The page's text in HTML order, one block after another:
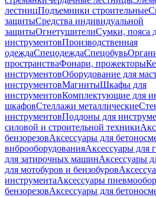
лестницПодъемники строительные
защитыСредства индивидуальной
защитыОгнетушителиСумки, пояса
инструментовПроизводственная
одеждаСпецодеждаСпецобувь
пространстваФонари, прожекторы
инструментовОборудование для
инструментовМагнитыШкафы для
инструментовКомплектующие для
шкафовСтеллажи металлические
инструментовПоддоны для
силовой и строительной техники
бензорезовАксессуары для
виброоборудованияАксессуары для
для затирочных машинАксессуары
для мотобуров и бензобуров
инструментаАксессуары
бензорезовАксессуары для